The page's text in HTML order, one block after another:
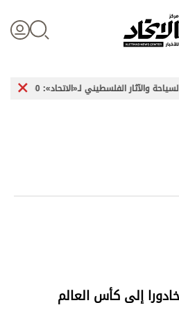
260 موقعاً أثرياً في غزة تعرضت للضرر
إلى كأس العالم